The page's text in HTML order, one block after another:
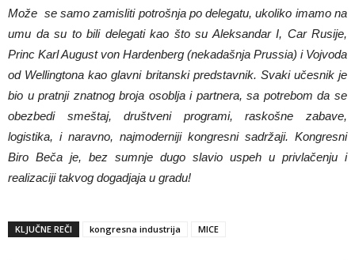
Može se samo zamisliti potrošnja po delegatu, ukoliko imamo na
umu da su to bili delegati kao što su Aleksandar I, Car Rusije,
Princ Karl August von Hardenberg (nekadašnja Prussia) i Vojvoda
od Wellingtona kao glavni britanski predstavnik. Svaki učesnik je
bio u pratnji znatnog broja osoblja i partnera, sa potrebom da se
obezbedi smeštaj, društveni programi, raskošne zabave,
logistika, i naravno, najmoderniji kongresni sadržaji. Kongresni
Biro Beča je, bez sumnje dugo slavio uspeh u privlačenju i
realizaciji takvog dogadjaja u gradu!
KLJUČNE REČI kongresna industrija MICE